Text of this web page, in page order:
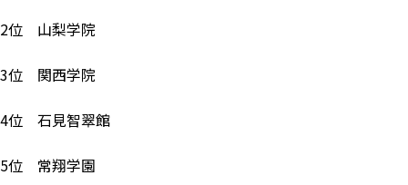
2位 山梨学院
3位 関西学院
4位 石見智翠館
5位 常翔学園